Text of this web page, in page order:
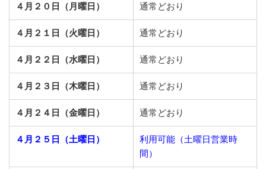
４月２０日（月曜日） 通常どおり
４月２１日（火曜日） 通常どおり
４月２２日（水曜日） 通常どおり
４月２３日（木曜日） 通常どおり
４月２４日（金曜日） 通常どおり
４月２５日（土曜日）
利用可能（土曜日営業時
間）